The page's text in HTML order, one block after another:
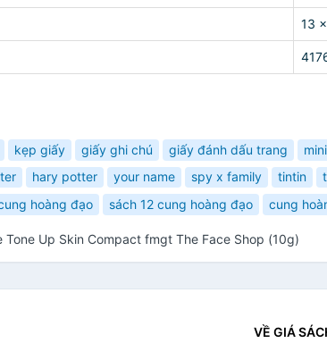
13
kẹp giấy giấy ghi chú giấy đánh dấu trang
hary potter your name spy x family tintin
hoàng đạo sách 12 cung hoàng đạo cung
Tone Up Skin Compact fmgt The Face Shop (10g)
VỀ GIÁ